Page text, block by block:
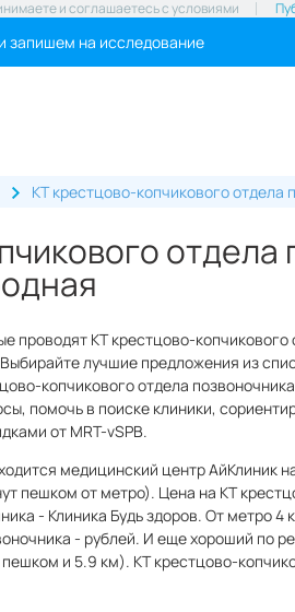
и соглашаетесь с условиями
запишем на исследование
КТ крестцово-копчикового отдела
отдела
проводят КТ крестцово-копчикового
лучшие предложения из
копчикового отдела
помочь в поиске клиники,
от MRT-vSPB.
медицинский центр АйКлиник
пешком от метро). Цена на КТ
- Клиника Будь здоров. От метро
- рублей. И еще хороший по
и 5.9 км). КТ крестцово-